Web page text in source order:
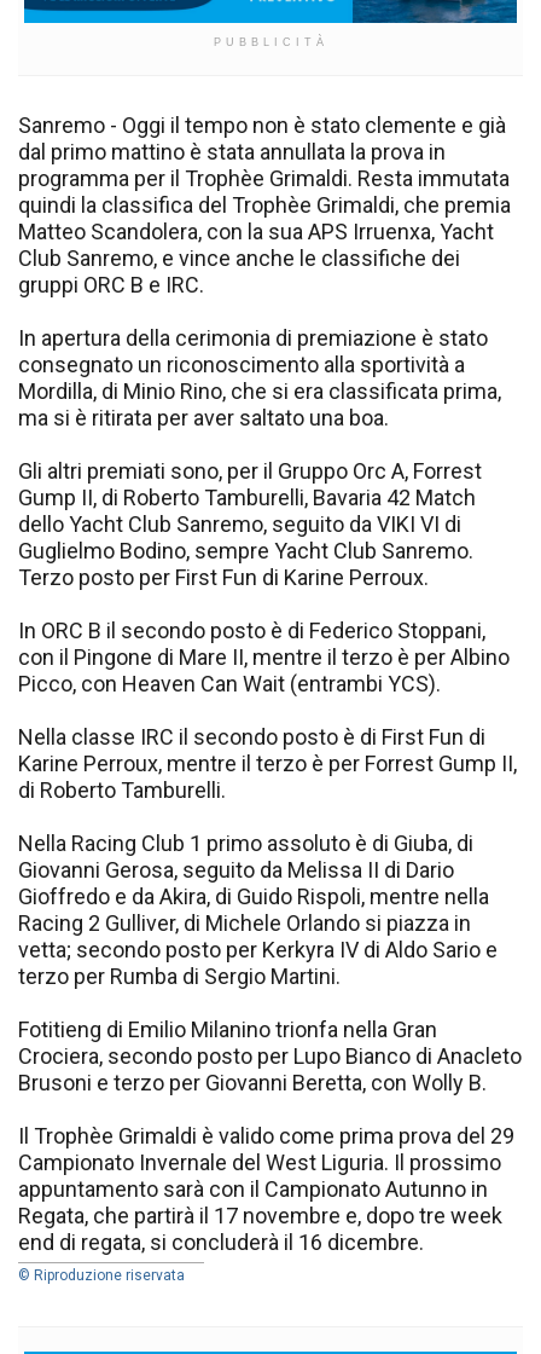
PUBBLICITÀ
Sanremo - Oggi il tempo non è stato clemente e già
dal primo mattino è stata annullata la prova in
programma per il Trophèe Grimaldi. Resta immutata
quindi la classifica del Trophèe Grimaldi, che premia
Matteo Scandolera, con la sua APS Irruenxa, Yacht
Club Sanremo, e vince anche le classifiche dei
gruppi ORC B e IRC.
In apertura della cerimonia di premiazione è stato
consegnato un riconoscimento alla sportività a
Mordilla, di Minio Rino, che si era classificata prima,
ma si è ritirata per aver saltato una boa.
Gli altri premiati sono, per il Gruppo Orc A, Forrest
Gump II, di Roberto Tamburelli, Bavaria 42 Match
dello Yacht Club Sanremo, seguito da VIKI VI di
Guglielmo Bodino, sempre Yacht Club Sanremo.
Terzo posto per First Fun di Karine Perroux.
In ORC B il secondo posto è di Federico Stoppani,
con il Pingone di Mare II, mentre il terzo è per Albino
Picco, con Heaven Can Wait (entrambi YCS).
Nella classe IRC il secondo posto è di First Fun di
Karine Perroux, mentre il terzo è per Forrest Gump II,
di Roberto Tamburelli.
Nella Racing Club 1 primo assoluto è di Giuba, di
Giovanni Gerosa, seguito da Melissa II di Dario
Gioffredo e da Akira, di Guido Rispoli, mentre nella
Racing 2 Gulliver, di Michele Orlando si piazza in
vetta; secondo posto per Kerkyra IV di Aldo Sario e
terzo per Rumba di Sergio Martini.
Fotitieng di Emilio Milanino trionfa nella Gran
Crociera, secondo posto per Lupo Bianco di Anacleto
Brusoni e terzo per Giovanni Beretta, con Wolly B.
Il Trophèe Grimaldi è valido come prima prova del 29
Campionato Invernale del West Liguria. Il prossimo
appuntamento sarà con il Campionato Autunno in
Regata, che partirà il 17 novembre e, dopo tre week
end di regata, si concluderà il 16 dicembre.
© Riproduzione riservata